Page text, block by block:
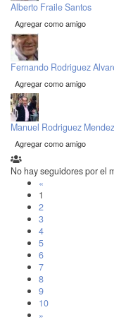
Alberto Fraile Santos
Agregar como amigo
Fernando Rodriguez
Agregar como amigo
Manuel Rodriguez Mendez
Agregar como amigo
No hay seguidores por el
«
1
2
3
4
5
6
7
8
9
10
»